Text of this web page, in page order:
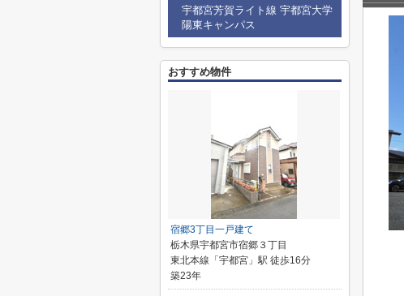
宇都宮芳賀ライト線 宇都宮大学
陽東キャンパス
おすすめ物件
宿郷3丁目一戸建て
栃木県宇都宮市宿郷３丁目
東北本線「宇都宮」駅 徒歩16分
築23年